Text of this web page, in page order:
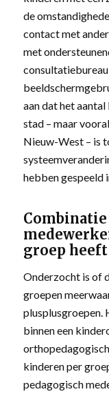
de
contact met
met
aan dat het
stad – maar
Nieuw-West – is
hebben gespeeld
groep
Onderzocht is of
groepen
plusplusgroepen.
binnen een
kinderen per
pedagogisch